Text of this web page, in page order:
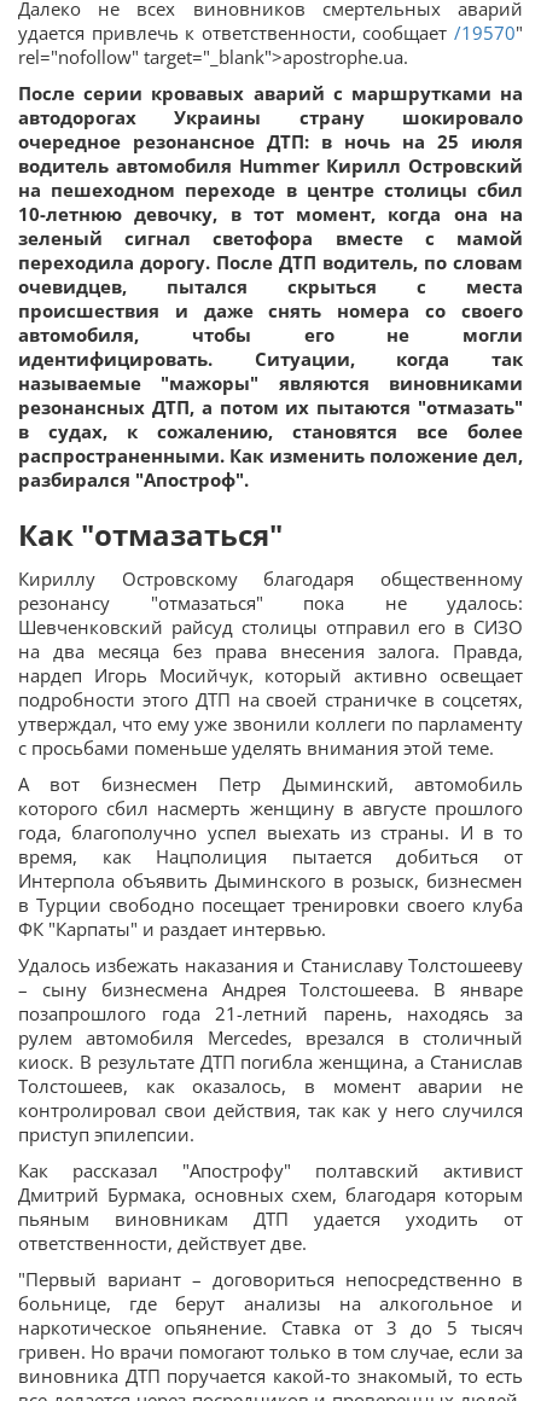
Далеко не всех виновников смертельных аварий
удается привлечь к ответственности, сообщает /19570"
rel="nofollow" target="_blank">apostrophe.ua.
После серии кровавых аварий с маршрутками на
автодорогах Украины страну шокировало
очередное резонансное ДТП: в ночь на 25 июля
водитель автомобиля Hummer Кирилл Островский
на пешеходном переходе в центре столицы сбил
10-летнюю девочку, в тот момент, когда она на
зеленый сигнал светофора вместе с мамой
переходила дорогу. После ДТП водитель, по словам
очевидцев, пытался скрыться с места
происшествия и даже снять номера со своего
автомобиля, чтобы его не могли
идентифицировать. Ситуации, когда так
называемые "мажоры" являются виновниками
резонансных ДТП, а потом их пытаются "отмазать"
в судах, к сожалению, становятся все более
распространенными. Как изменить положение дел,
разбирался "Апостроф".
Как "отмазаться"
Кириллу Островскому благодаря общественному
резонансу "отмазаться" пока не удалось:
Шевченковский райсуд столицы отправил его в СИЗО
на два месяца без права внесения залога. Правда,
нардеп Игорь Мосийчук, который активно освещает
подробности этого ДТП на своей страничке в соцсетях,
утверждал, что ему уже звонили коллеги по парламенту
с просьбами поменьше уделять внимания этой теме.
А вот бизнесмен Петр Дыминский, автомобиль
которого сбил насмерть женщину в августе прошлого
года, благополучно успел выехать из страны. И в то
время, как Нацполиция пытается добиться от
Интерпола объявить Дыминского в розыск, бизнесмен
в Турции свободно посещает тренировки своего клуба
ФК "Карпаты" и раздает интервью.
Удалось избежать наказания и Станиславу Толстошееву
– сыну бизнесмена Андрея Толстошеева. В январе
позапрошлого года 21-летний парень, находясь за
рулем автомобиля Mercedes, врезался в столичный
киоск. В результате ДТП погибла женщина, а Станислав
Толстошеев, как оказалось, в момент аварии не
контролировал свои действия, так как у него случился
приступ эпилепсии.
Как рассказал "Апострофу" полтавский активист
Дмитрий Бурмака, основных схем, благодаря которым
пьяным виновникам ДТП удается уходить от
ответственности, действует две.
"Первый вариант – договориться непосредственно в
больнице, где берут анализы на алкогольное и
наркотическое опьянение. Ставка от 3 до 5 тысяч
гривен. Но врачи помогают только в том случае, если за
виновника ДТП поручается какой-то знакомый, то есть